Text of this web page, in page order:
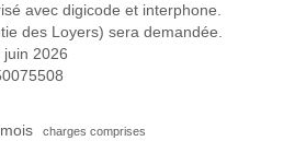
avec digicode et interphone.
des Loyers) sera demandée.
juin 2026
charges comprises